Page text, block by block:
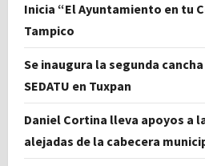
Inicia “El Ayuntamiento en tu
Tampico
Se inaugura la segunda
SEDATU en Tuxpan
Daniel Cortina lleva apoyos a
alejadas de la cabecera